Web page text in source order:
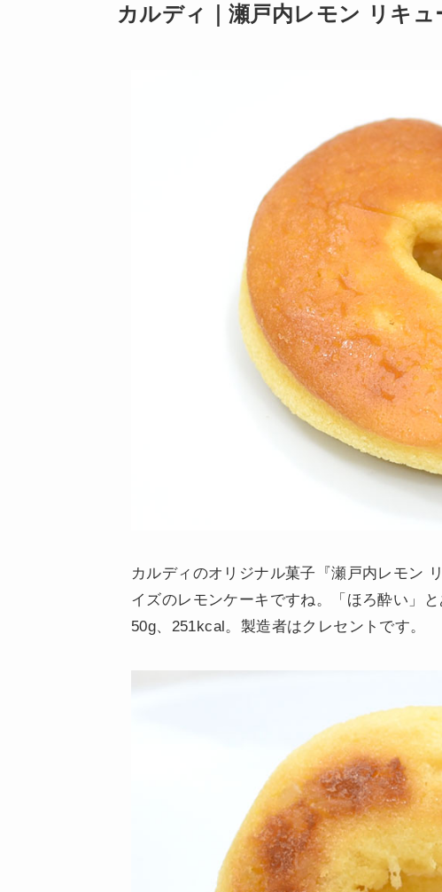
カルディ｜瀬戸内レモン リキュ
カルディのオリジナル菓子『瀬戸内レモン
イズのレモンケーキですね。「ほろ酔い」
50g、251kcal。製造者はクレセントです。